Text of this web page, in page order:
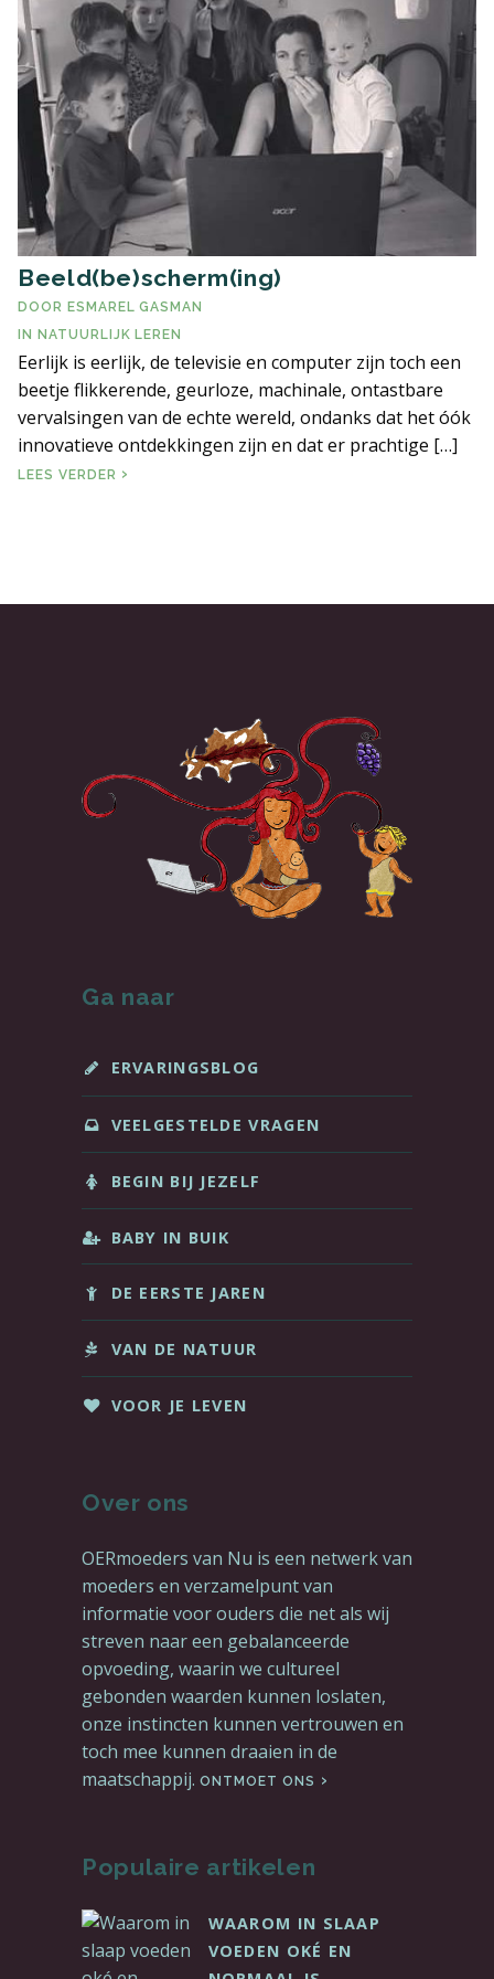
ERVARINGSBLOG
VEELGESTELDE VRAGEN
LITERATUUR EN LINKS
CONTACT PAGINA
ALGEMENE VOORWAARDEN
Beeld(be)scherm(ing)
DOOR ESMAREL GASMAN
IN
NATUURLIJK LEREN
Eerlijk is eerlijk, de televisie en computer zijn toch een
beetje flikkerende, geurloze, machinale, ontastbare
vervalsingen van de echte wereld, ondanks dat het óók
innovatieve ontdekkingen zijn en dat er prachtige […]
LEES VERDER BEELD(BE)SCHERM(ING)
Ga naar
ERVARINGSBLOG
VEELGESTELDE VRAGEN
BEGIN BIJ JEZELF
BABY IN BUIK
DE EERSTE JAREN
VAN DE NATUUR
VOOR JE LEVEN
Over ons
OERmoeders van Nu is een netwerk van
moeders en verzamelpunt van
informatie voor ouders die net als wij
streven naar een gebalanceerde
opvoeding, waarin we cultureel
gebonden waarden kunnen loslaten,
onze instincten kunnen vertrouwen en
toch mee kunnen draaien in de
maatschappij. ONTMOET ONS
Populaire artikelen
WAAROM IN SLAAP
VOEDEN OKÉ EN